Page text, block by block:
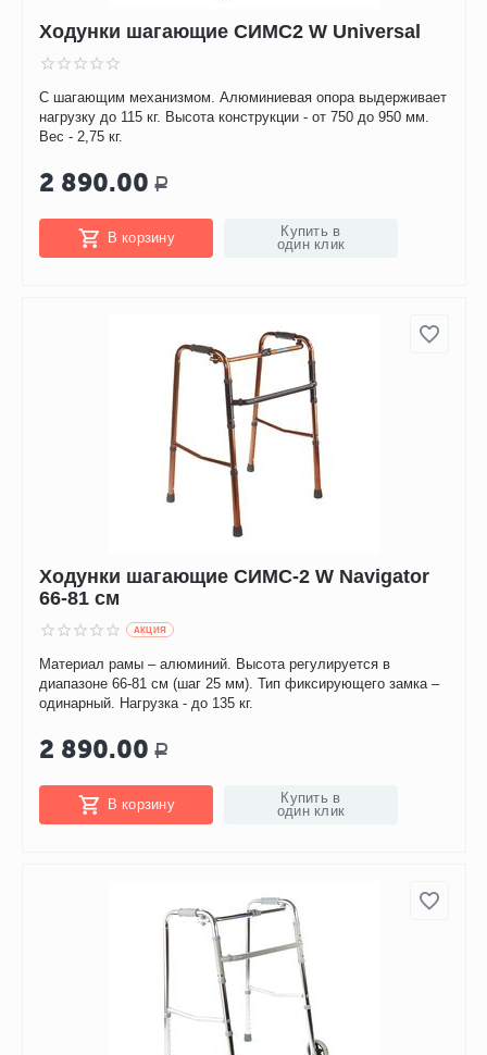
Ходунки шагающие СИМС2 W Universal
С шагающим механизмом. Алюминиевая опора выдерживает
нагрузку до 115 кг. Высота конструкции - от 750 до 950 мм.
Вес - 2,75 кг.
2 890.00 Р
В корзину
Купить в
один клик
Ходунки шагающие СИМС-2 W Navigator
66-81 см
AКЦИЯ
Материал рамы – алюминий. Высота регулируется в
диапазоне 66-81 см (шаг 25 мм). Тип фиксирующего замка –
одинарный. Нагрузка - до 135 кг.
2 890.00 Р
В корзину
Купить в
один клик